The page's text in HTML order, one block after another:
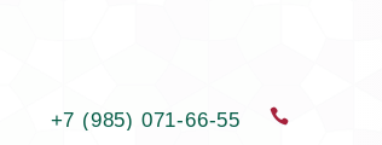
+7 (985) 071-66-55